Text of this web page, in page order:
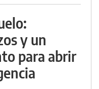
y un
para abrir